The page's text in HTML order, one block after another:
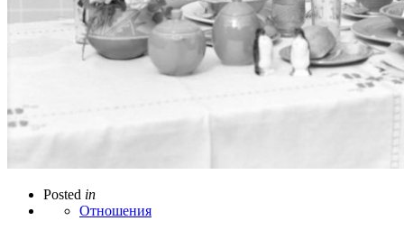
Posted in
Отношения